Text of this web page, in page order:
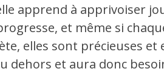
apprend à apprivoiser
et même si
elles sont précieuses et
dehors et aura donc